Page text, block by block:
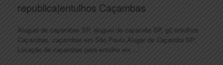
republica|entulhos Caçambas
Aluguel de caçambas SP, aluguel de caçamba SP, g2 entulhos
Caçambas, caçambas em São Paulo,Alugar de Caçamba SP;
Locação de caçambas para entulho em …